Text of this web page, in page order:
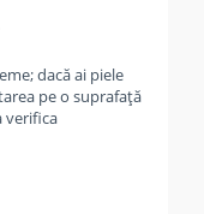
dacă ai piele
pe o suprafață
verifica